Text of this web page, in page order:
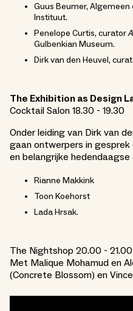
Guus Beumer,
Instituut.
Penelope Curtis, curator
Gulbenkian Museum.
Dirk van den Heuvel,
The Exhibition as Design
Cocktail Salon 18.30 - 19.30
Onder leiding van Dirk van
gaan ontwerpers in
en belangrijke
Rianne Makkink
Toon Koehorst
Lada Hrsak.
The Nightshop 20.00 -
Met Malique Mohamud en
(Concrete Blossom) en